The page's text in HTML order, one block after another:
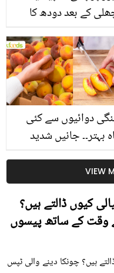
کے بعد دودھ کا
متعلق غلط فہمیوں کی
کیا ہے اور افواہ
دوائیوں سے کئی
بہتر۔۔ جانیں شدید
کھانا چاہیے؟
VIEW
کیوں ڈالتے ہیں؟
وقت کے ساتھ پیسوں
ہیں؟ چونکا دینے والی ٹپس